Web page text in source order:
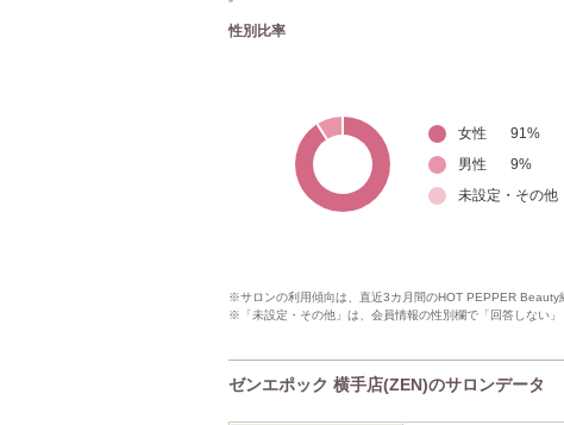
性別比率
女性 91%
男性
9%
未設定・その他
※サロンの利用傾向は、直近3カ月間のHOT PEPPER Beauty
※「未設定・その他」は、会員情報の性別欄で「回答しない
ゼンエポック 横手店(ZEN)のサロンデータ